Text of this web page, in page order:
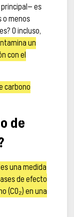
es
o menos
O incluso,
un
con el
carbono
de
una medida
de efecto
(CO₂) en una